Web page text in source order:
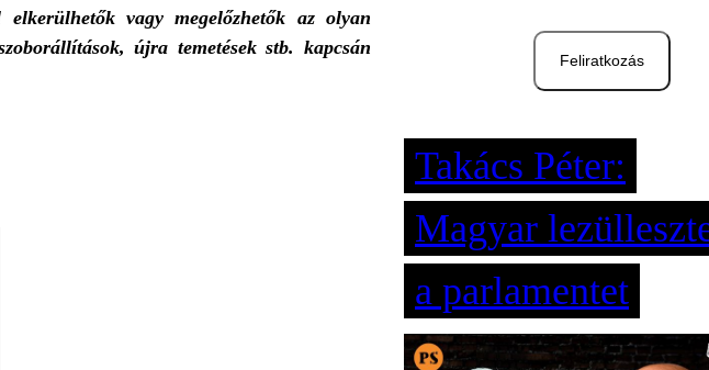
elkerülhetők vagy megelőzhetők az olyan
újra temetések stb. kapcsán
Feliratkozás
Takács Péter:
Magyar
a parlamentet